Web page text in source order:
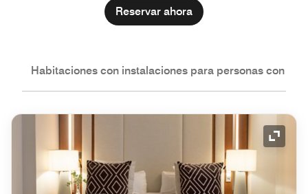
Reservar ahora
Habitaciones con instalaciones para personas con
Icono